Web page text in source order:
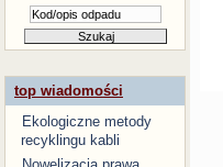
top wiadomości
Ekologiczne metody
recyklingu kabli